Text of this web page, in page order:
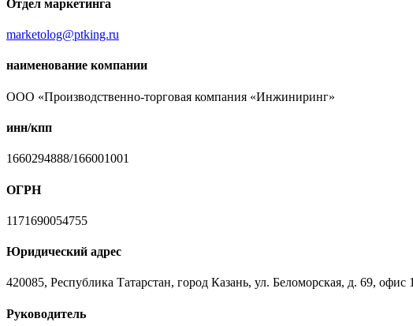
Отдел маркетинга
marketolog@ptking.ru
наименование компании
ООО «Производственно-торговая компания «Инжиниринг»
инн/кпп
1660294888/166001001
ОГРН
1171690054755
Юридический адрес
420085, Республика Татарстан, город Казань, ул. Беломорская, д. 69, офис
Руководитель